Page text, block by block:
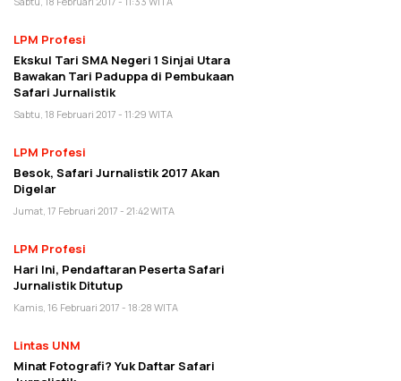
LPM Profesi
Ekskul Tari SMA Negeri 1 Sinjai Utara
Bawakan Tari Paduppa di Pembukaan
Safari Jurnalistik
Sabtu, 18 Februari 2017 - 11:29 WITA
LPM Profesi
Besok, Safari Jurnalistik 2017 Akan
Digelar
Jumat, 17 Februari 2017 - 21:42 WITA
LPM Profesi
Hari Ini, Pendaftaran Peserta Safari
Jurnalistik Ditutup
Kamis, 16 Februari 2017 - 18:28 WITA
Lintas UNM
Minat Fotografi? Yuk Daftar Safari